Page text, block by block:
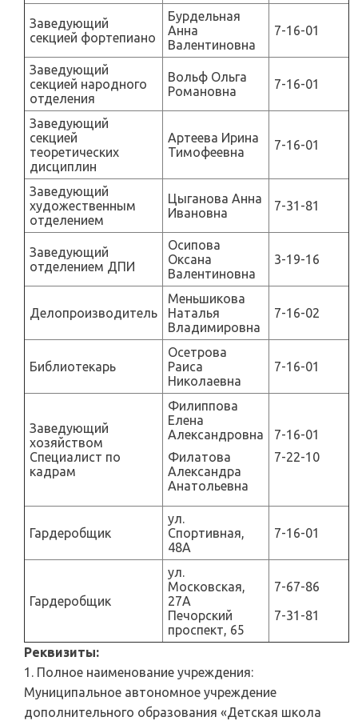
Заведующий
секцией фортепиано
Бурдельная
Анна
Валентиновна
7-16-01
Заведующий
секцией народного
отделения
Вольф Ольга
Романовна
7-16-01
Заведующий
секцией
теоретических
дисциплин
Артеева Ирина
Тимофеевна
7-16-01
Заведующий
художественным
отделением
Цыганова Анна
Ивановна
7-31-81
Заведующий
отделением ДПИ
Осипова
Оксана
Валентиновна
3-19-16
Делопроизводитель
Меньшикова
Наталья
Владимировна
7-16-02
Библиотекарь
Осетрова
Раиса
Николаевна
7-16-01
Заведующий
хозяйством
Специалист по
кадрам
Филиппова
Елена
Александровна
Филатова
Александра
Анатольевна
7-16-01
7-22-10
Гардеробщик
ул.
Спортивная,
48А
7-16-01
Гардеробщик
ул.
Московская,
27А
Печорский
проспект, 65
7-67-86
7-31-81
Реквизиты:
1. Полное наименование учреждения:
Муниципальное автономное учреждение
дополнительного образования «Детская школа